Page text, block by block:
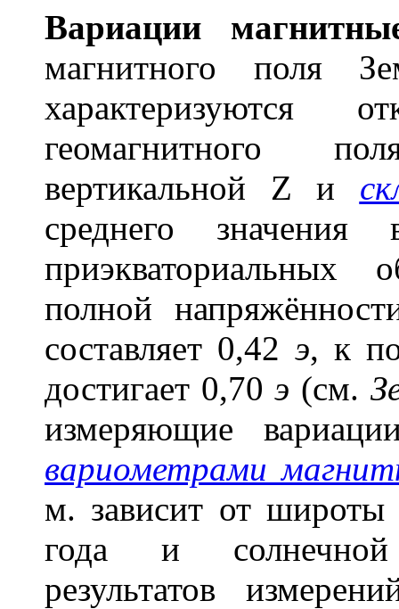
Вариации магни
магнитного поля
характеризуются
геомагнитного
вертикальной Z и
среднего
приэкваториальных
полной
составляет 0,42 э, к
достигает 0,70э (см.
измеряющие
вариометрами
м. зависит от широты
года и солнечной
результатов